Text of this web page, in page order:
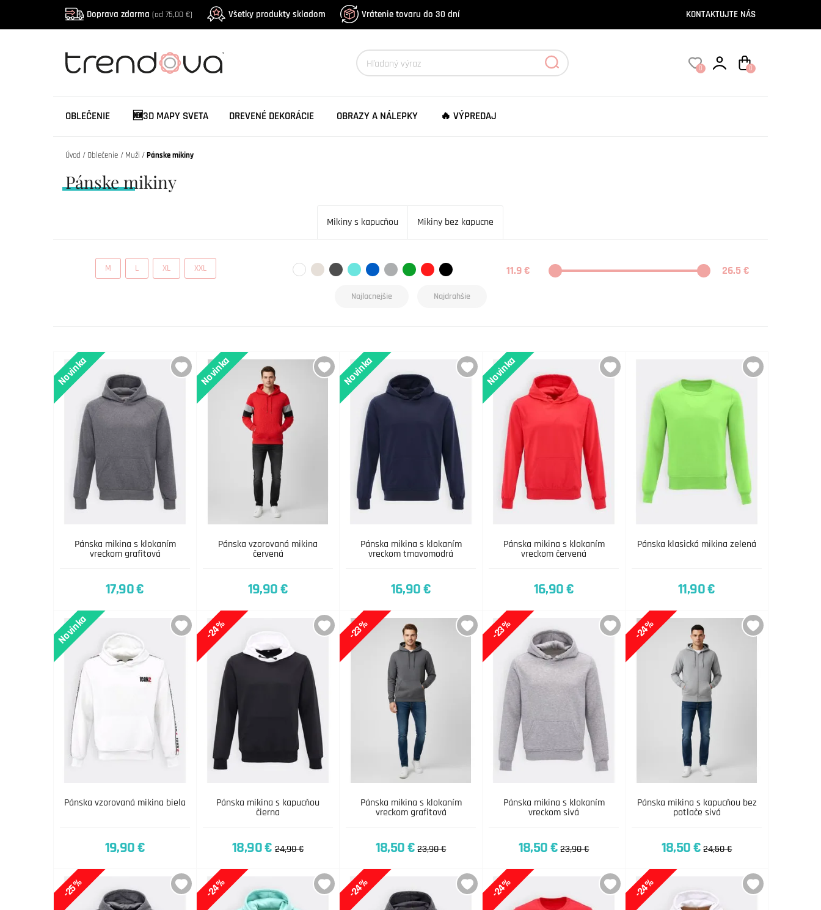
Doprava zdarma (od 75,00 €) Všetky produkty skladom Vrátenie tovaru do 30 dní KONTAKTUJTE NÁS
0 0
OBLEČENIE 🆕3D MAPY SVETA DREVENÉ DEKORÁCIE OBRAZY A NÁLEPKY 🔥 VÝPREDAJ
Úvod Oblečenie Muži Pánske mikiny
Pánske mikiny
Mikiny s kapucňou Mikiny bez kapucne
M L XL XXL 11.9 € 26.5 €
Najlacnejšie Najdrahšie
Pánska mikina s klokaním
vreckom grafitová
Novinka
17,90 €
Pánska vzorovaná mikina
červená
Novinka
19,90 €
Pánska mikina s klokaním
vreckom tmavomodrá
Novinka
16,90 €
Pánska mikina s klokaním
vreckom červená
Novinka
16,90 €
Pánska klasická mikina zelená
11,90 €
Pánska vzorovaná mikina biela
Novinka
19,90 €
Pánska mikina s kapucňou
čierna
-24%
18,90 € 24,90 €
Pánska mikina s klokaním
vreckom grafitová
-23%
18,50 € 23,90 €
Pánska mikina s klokaním
vreckom sivá
-23%
18,50 € 23,90 €
Pánska mikina s kapucňou bez
potlače sivá
-24%
18,50 € 24,50 €
-25% -24% -24% -24% -24%